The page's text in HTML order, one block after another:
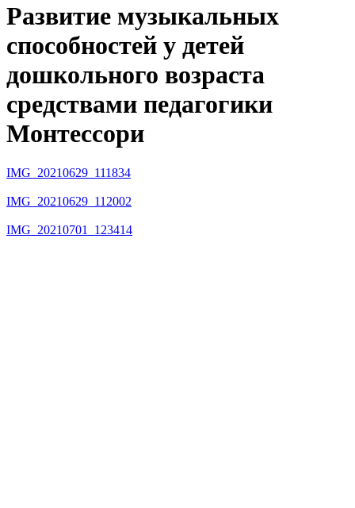
Развитие музыкальных
способностей у детей
дошкольного возраста
средствами педагогики
Монтессори
IMG_20210629_111834
IMG_20210629_112002
IMG_20210701_123414